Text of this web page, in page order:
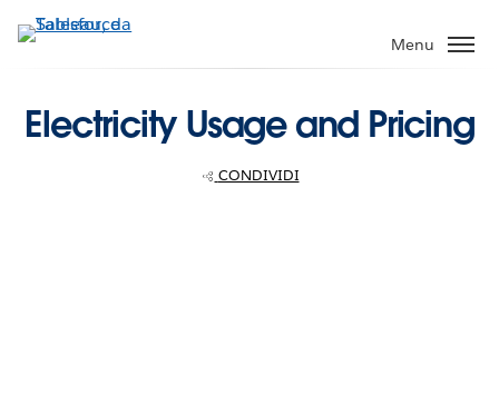
Passa
Menu
Electricity Usage and Pricing
CONDIVIDI